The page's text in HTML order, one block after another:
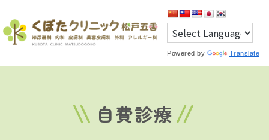
Powered by Translate
自費診療